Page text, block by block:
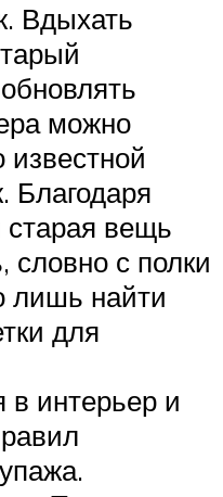
Вдыхать
можно
известной
Благодаря
вещь
словно с полки
лишь найти
для
интерьер и